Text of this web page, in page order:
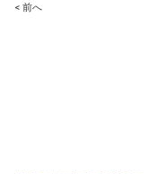
Post
< 前へ